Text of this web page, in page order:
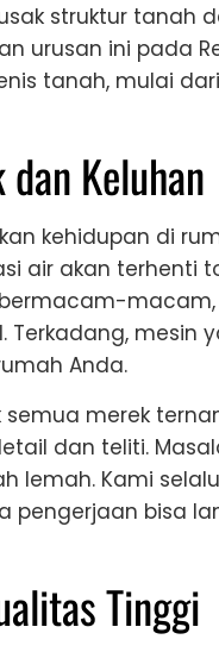
struktur tanah
urusan ini pada
tanah, mulai
Keluhan
kehidupan di
air akan terhenti
mesin
Anda.
merek
dan teliti.
lemah. Kami
pengerjaan bisa
Tinggi